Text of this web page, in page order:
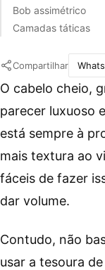
Bob assimétrico
Camadas táticas
Compartilhar
O cabelo cheio,
parecer luxuoso
está sempre à
mais textura ao
fáceis de fazer
dar volume.
Contudo, não
usar a tesoura